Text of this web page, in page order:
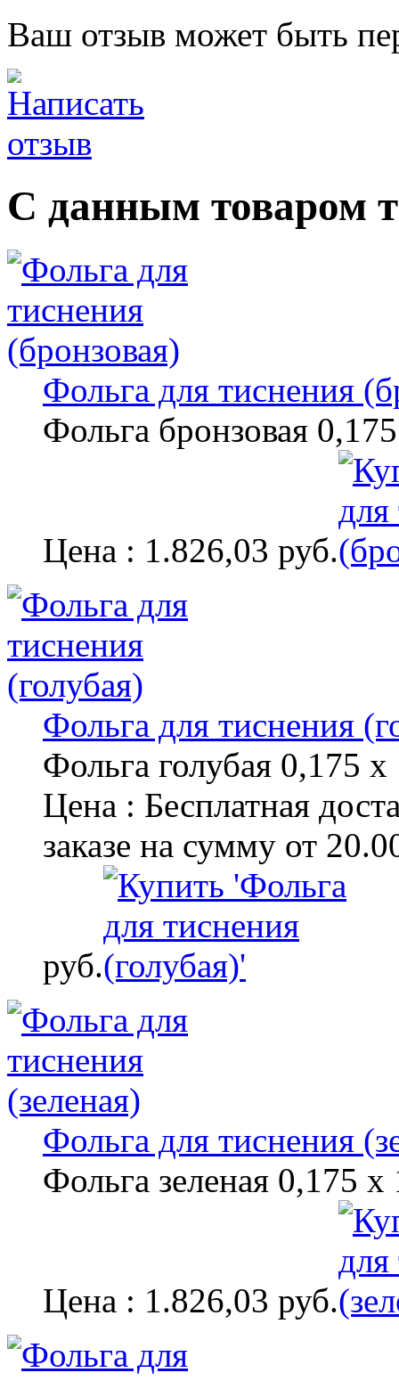
Ваш отзыв может быть
С данным товаром
Фольга для тиснения
Фольга бронзовая
Цена : 1.826,03 руб.
Фольга для тиснения
Фольга голубая 0,175
Цена : Бесплатная
заказе на сумму от
руб.
Фольга для тиснения
Фольга зеленая 0,175
Цена : 1.826,03 руб.